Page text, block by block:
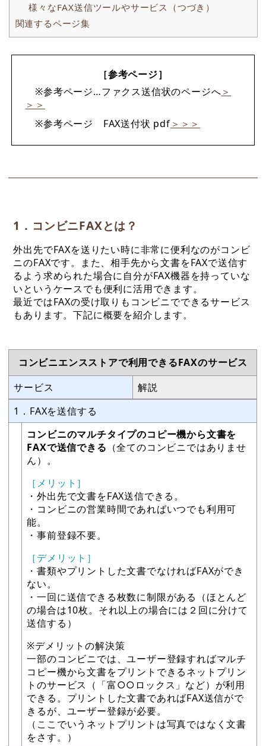
様々なFAX送信ツールやサービス（つづき）
関連するページ集
［参考ページ］
※参考ページ…ファクス送信状のページへ＞
＞＞
※参考ページ FAX送付状 pdf ＞＞＞
1．コンビニFAXとは？
外出先でFAXを送りたい時に非常に便利なのがコンビ
ニのFAXです。また、相手先から文書をFAXで送信す
るよう求められた場合に自分がFAX機器を持っていな
いというケースでも便利に活用できます。
最近ではFAXの受け取りもコンビニでできるサービス
もあります。下記に概要を紹介します。
コンビニエンスストアで利用できるFAXのサービス
サービス
解説
1．FAXを送信する
コンビニのマルチタイプのコピー機から文書を
FAXで送信できる （全てのコンビニではありませ
ん）。
［メリット］
・外出先で文書をFAX送信できる。
・コンビニの営業時間であればいつでも利用可
能。
・事前登録不要。
［デメリット］
・書類やプリントした文書でなければFAXができ
ない。
・一回に送信できる枚数に制限がある（ほとんど
の場合は10枚。それ以上の場合には２回に分けて
送信する）
※デメリットの解決策
一部のコンビニでは、ユーザー登録すればマルチ
コピー機から文書をプリントできるネットプリン
トのサービス（「富○○ロックス」など）が利用
できる。プリントした文書であればFAX送信がで
きるが、ユーザー登録が必要。
（ここでいうネットプリントは写真ではなく文書
をさす。）